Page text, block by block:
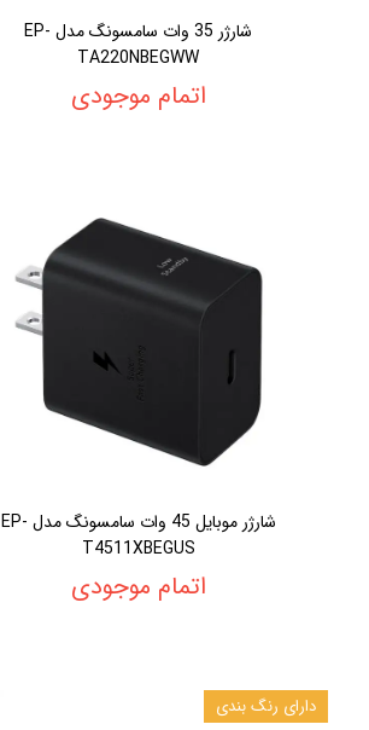
شارژر 35 وات سامسونگ مدل EP-
TA220NBEGWW
اتمام موجودی
شارژر موبایل 45 وات سامسونگ مدل EP-
T4511XBEGUS
اتمام موجودی
دارای رنگ بندی